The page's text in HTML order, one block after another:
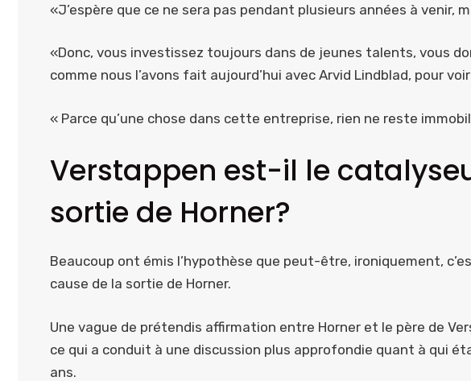
«J’espère que ce ne sera pas pendant plusieurs années à venir,
«Donc, vous investissez toujours dans de jeunes talents, vous
comme nous l’avons fait aujourd’hui avec Arvid Lindblad, pour
« Parce qu’une chose dans cette entreprise, rien ne reste
Verstappen est-il le
sortie de Horner?
Beaucoup ont émis l’hypothèse que peut-être, ironiquement,
cause de la sortie de Horner.
Une vague de prétendis affirmation entre Horner et le père de
ce qui a conduit à une discussion plus approfondie quant à qui
ans.